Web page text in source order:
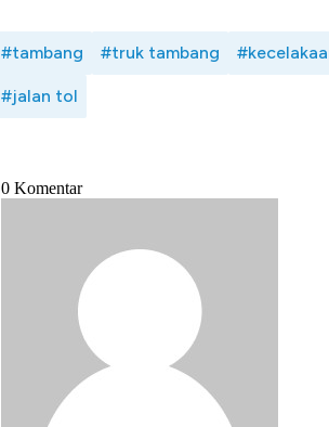
#tambang #truk tambang
#jalan tol